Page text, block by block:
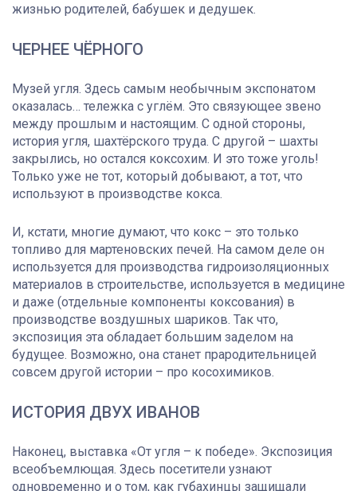
жизнью родителей, бабушек и дедушек.
ЧЕРНЕЕ ЧЁРНОГО
Музей угля. Здесь самым необычным экспонатом
оказалась… тележка с углём. Это связующее звено
между прошлым и настоящим. С одной стороны,
история угля, шахтёрского труда. С другой – шахты
закрылись, но остался коксохим. И это тоже уголь!
Только уже не тот, который добывают, а тот, что
используют в производстве кокса.
И, кстати, многие думают, что кокс – это только
топливо для мартеновских печей. На самом деле он
используется для производства гидроизоляционных
материалов в строительстве, используется в медицине
и даже (отдельные компоненты коксования) в
производстве воздушных шариков. Так что,
экспозиция эта обладает большим заделом на
будущее. Возможно, она станет прародительницей
совсем другой истории – про косохимиков.
ИСТОРИЯ ДВУХ ИВАНОВ
Наконец, выставка «От угля – к победе». Экспозиция
всеобъемлющая. Здесь посетители узнают
одновременно и о том, как губахинцы защищали